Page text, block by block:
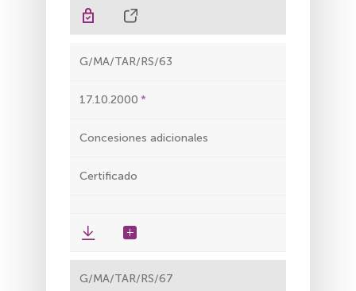
G/MA/TAR/RS/63
17.10.2000
Concesiones adicionales
Certificado
G/MA/TAR/RS/67